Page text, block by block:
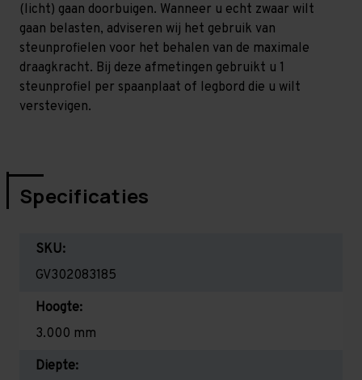
(licht) gaan doorbuigen. Wanneer u echt zwaar wilt
gaan belasten, adviseren wij het gebruik van
steunprofielen voor het behalen van de maximale
draagkracht. Bij deze afmetingen gebruikt u 1
steunprofiel per spaanplaat of legbord die u wilt
verstevigen.
Specificaties
SKU:
GV302083185
Hoogte:
3.000 mm
Diepte: